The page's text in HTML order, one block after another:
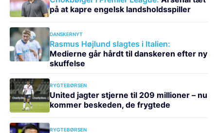
på at kapre engelsk landsholdsspiller
DANSKERNYT
Rasmus Højlund slagtes i Italien:
Medierne går hårdt til danskeren efter ny
skuffelse
RYGTEBØRSEN
United jagter stjerne til 209 millioner – nu
kommer beskeden, de frygtede
RYGTEBØRSEN